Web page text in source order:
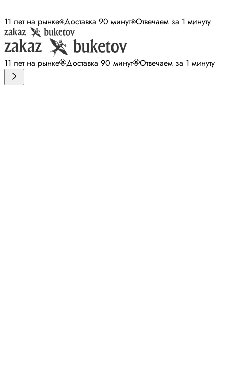
11 лет на рынке Доставка 90 минут Отвечаем за 1 минуту
11 лет на рынке Доставка 90 минут Отвечаем за 1 минуту